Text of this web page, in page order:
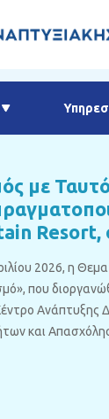
με
2026, η
που
Ανάπτυξης
και